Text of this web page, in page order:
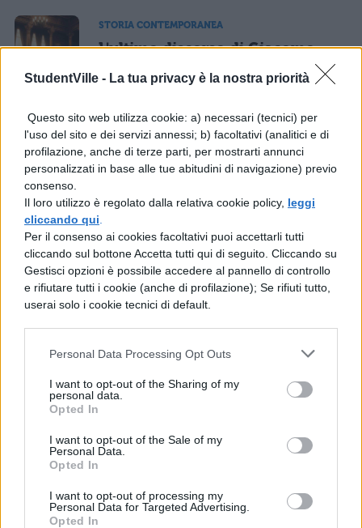
StudentVille - La tua privacy è la nostra priorità
Questo sito web utilizza cookie: a) necessari (tecnici) per
l'uso del sito e dei servizi annessi; b) facoltativi (analitici e di
profilazione, anche di terze parti, per mostrarti annunci
personalizzati in base alle tue abitudini di navigazione) previo
consenso.
Il loro utilizzo è regolato dalla relativa cookie policy, leggi
cliccando qui
Per il consenso ai cookies facoltativi puoi accettarli tutti
cliccando sul bottone Accetta tutti qui di seguito. Cliccando su
Gestisci opzioni è possibile accedere al pannello di controllo
e rifiutare tutti i cookie (anche di profilazione); Se rifiuti tutto,
userai solo i cookie tecnici di default.
Personal Data Processing Opt Outs
I want to opt-out of the Sharing of my
personal data.
Opted In
I want to opt-out of the Sale of my
Personal Data.
Opted In
I want to opt-out of processing my
Personal Data for Targeted Advertising.
Opted In
STORIA CONTEMPORANEA
L'ultimo discorso di Giacomo
STORIA CONTEMPORANEA
Guerra tra Israele e Palestina:
STORIA CONTEMPORANEA
Terrorismo Islamico e Attentati
STORIA CONTEMPORANEA
STORIA
Prima Guerra Mondiale